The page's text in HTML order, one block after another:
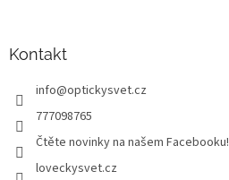
Kontakt
info@optickysvet.cz
777098765
Čtěte novinky na našem Facebooku!
loveckysvet.cz